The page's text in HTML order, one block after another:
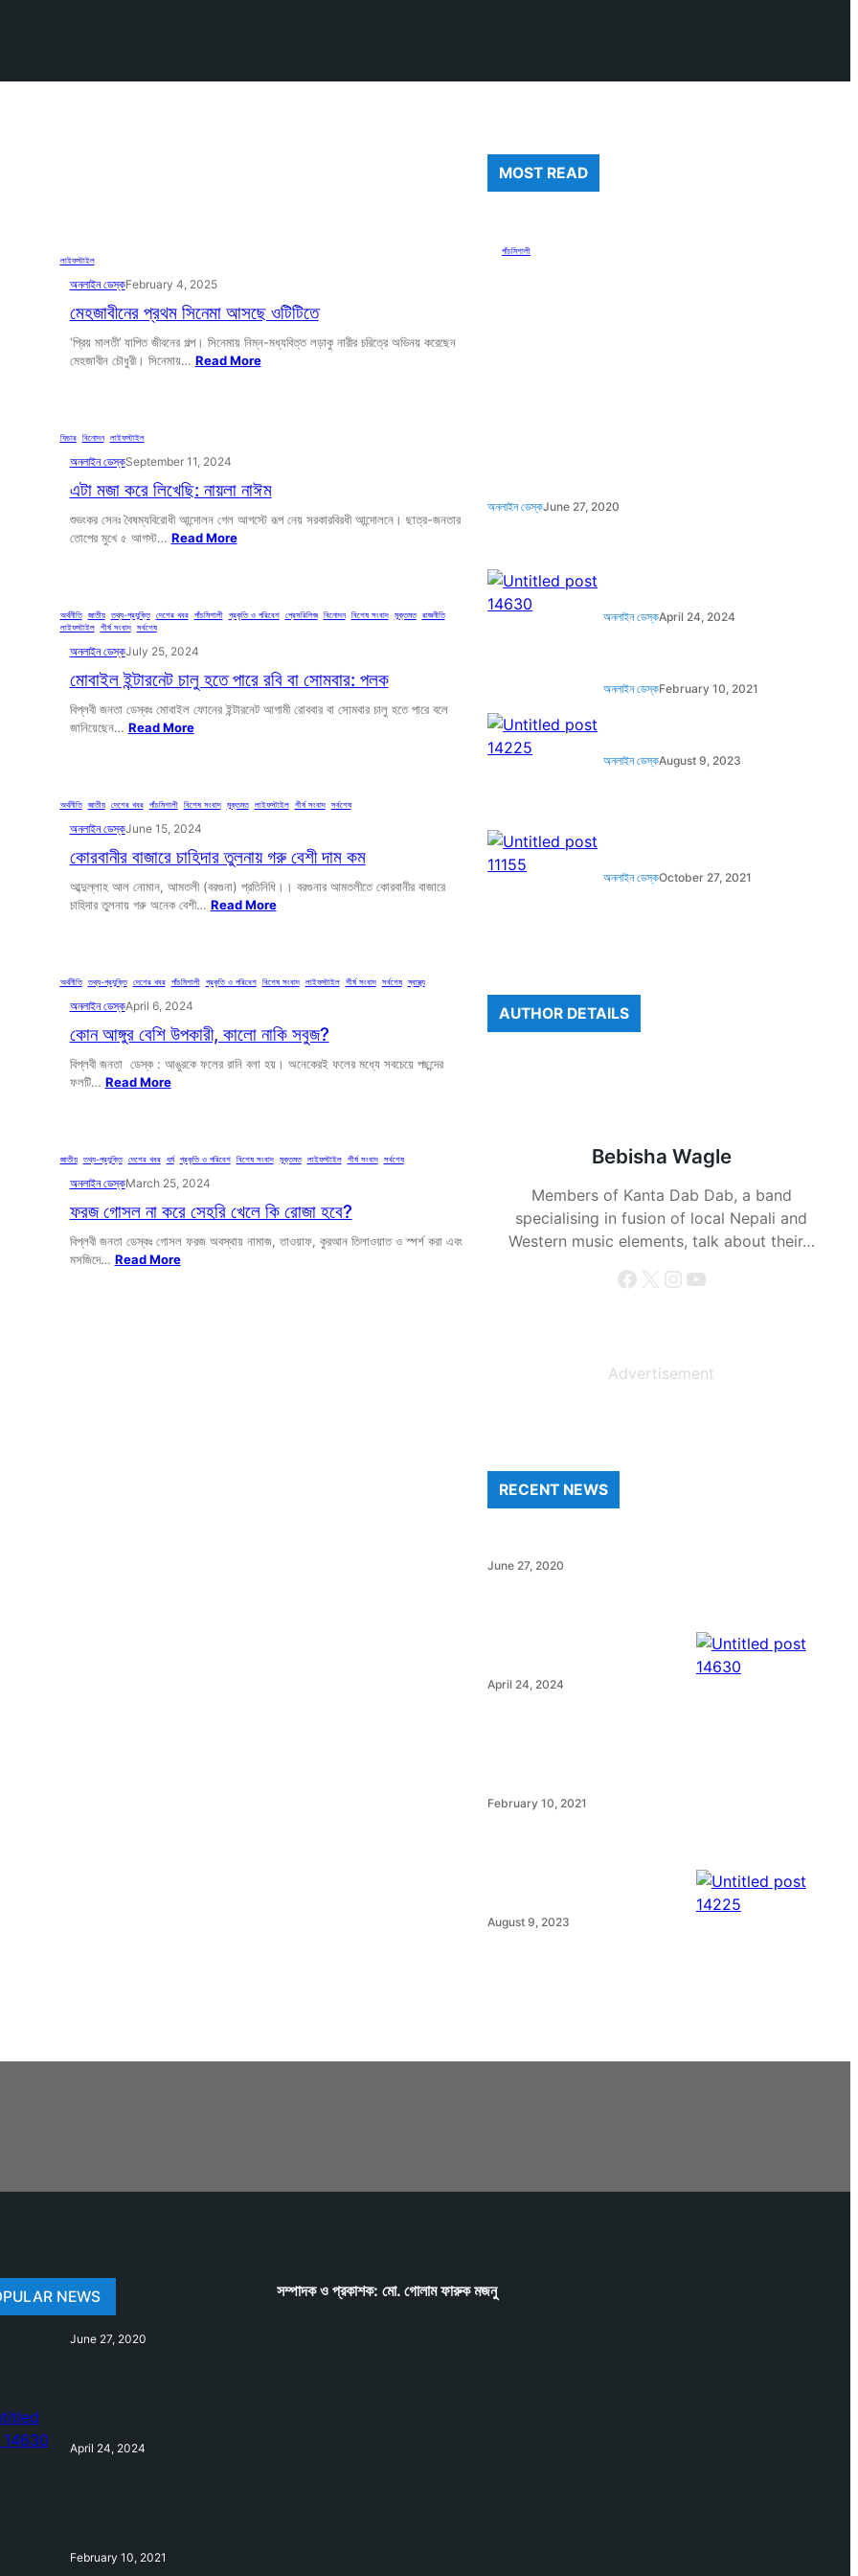
লাইফস্টাইল
অনলাইন ডেস্কFebruary 4, 2025
মেহজাবীনের প্রথম সিনেমা আসছে ওটিটিতে
‘প্রিয় মালতী’ যাপিত জীবনের গল্প। সিনেমায় নিম্ন-মধ্যবিত্ত লড়াকু নারীর চরিত্রে অভিনয় করেছেন
মেহজাবীন চৌধুরী। সিনেমায়… Read More
ফিচার, বিনোদন, লাইফস্টাইল
অনলাইন ডেস্কSeptember 11, 2024
এটা মজা করে লিখেছি: নায়লা নাঈম
শুভংকর সেনঃ বৈষম্যবিরোধী আন্দোলন গেল আগস্টে রূপ নেয় সরকারবিরধী আন্দোলনে। ছাত্র-জনতার
তোপের মুখে ৫ আগস্ট… Read More
অর্থনীতি, জাতীয়, তথ্য-প্রযুক্তি, দেশের খবর, পাঁচমিশালী, প্রকৃতি ও পরিবেশ, প্রেসরিলিজ, বিনোদন, বিশেষ সংবাদ, মুক্তমত, রাজনীতি
লাইফস্টাইল, শীর্ষ সংবাদ, সর্বশেষ
অনলাইন ডেস্কJuly 25, 2024
মোবাইল ইন্টারনেট চালু হতে পারে রবি বা সোমবার: পলক
বিপ্লবী জনতা ডেস্কঃ মোবাইল ফোনের ইন্টারনেট আগামী রোববার বা সোমবার চালু হতে পারে বলে
জানিয়েছেন… Read More
অর্থনীতি, জাতীয়, দেশের খবর, পাঁচমিশালী, বিশেষ সংবাদ, মুক্তমত, লাইফস্টাইল, শীর্ষ সংবাদ, সর্বশেষ
অনলাইন ডেস্কJune 15, 2024
কোরবানীর বাজারে চাহিদার তুলনায় গরু বেশী দাম কম
আব্দুল্লাহ আল নোমান, আমতলী (বরগুনা) প্রতিনিধি।। বরগুনার আমতলীতে কোরবানীর বাজারে
চাহিদার তুলনায় গরু অনেক বেশী… Read More
অর্থনীতি, তথ্য-প্রযুক্তি, দেশের খবর, পাঁচমিশালী, প্রকৃতি ও পরিবেশ, বিশেষ সংবাদ, লাইফস্টাইল, শীর্ষ সংবাদ, সর্বশেষ, স্বাস্থ্য
অনলাইন ডেস্কApril 6, 2024
কোন আঙ্গুর বেশি উপকারী, কালো নাকি সবুজ?
বিপ্লবী জনতা ডেস্ক : আঙুরকে ফলের রানি বলা হয়। অনেকেরই ফলের মধ্যে সবচেয়ে পছন্দের
ফলটি… Read More
জাতীয়, তথ্য-প্রযুক্তি, দেশের খবর, ধর্ম, প্রকৃতি ও পরিবেশ, বিশেষ সংবাদ, মুক্তমত, লাইফস্টাইল, শীর্ষ সংবাদ, সর্বশেষ
অনলাইন ডেস্কMarch 25, 2024
ফরজ গোসল না করে সেহরি খেলে কি রোজা হবে?
বিপ্লবী জনতা ডেস্কঃ গোসল ফরজ অবস্থায় নামাজ, তাওয়াফ, কুরআন তিলাওয়াত ও স্পর্শ করা এবং
মসজিদে… Read More
MOST READ
পাঁচমিশালী
অনলাইন ডেস্কJune 27, 2020
অনলাইন ডেস্কApril 24, 2024
অনলাইন ডেস্কFebruary 10, 2021
অনলাইন ডেস্কAugust 9, 2023
অনলাইন ডেস্কOctober 27, 2021
AUTHOR DETAILS
Bebisha Wagle
Members of Kanta Dab Dab, a band
specialising in fusion of local Nepali and
Western music elements, talk about their…
Facebook X Instagram YouTube
Advertisement
RECENT NEWS
June 27, 2020
April 24, 2024
February 10, 2021
August 9, 2023
NEWS
June 27, 2020
April 24, 2024
February 10, 2021
সম্পাদক ও প্রকাশক: মো. গোলাম ফারুক মজনু